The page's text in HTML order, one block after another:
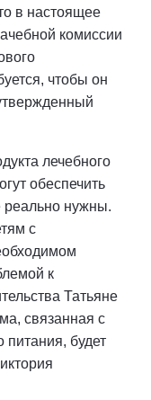
в настоящее
комиссии
чтобы он
лечебного
обеспечить
реально нужны.
с
к
Татьяне
связанная с
питания, будет